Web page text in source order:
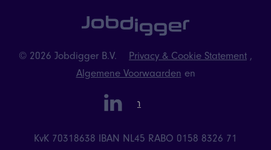
© 2026 Jobdigger B.V. Privacy & Cookie Statement ,
Algemene Voorwaarden en
Instagram
KvK 70318638 IBAN NL45 RABO 0158 8326 71